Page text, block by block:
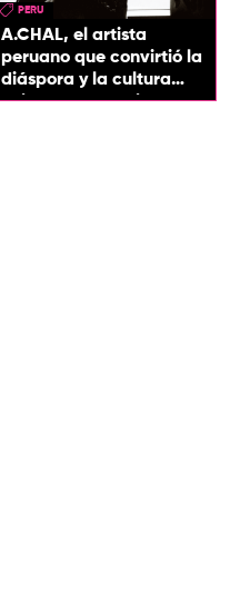
PERU
A.CHAL, el artista
peruano que convirtió la
diáspora y la cultura
chicha en su sonido